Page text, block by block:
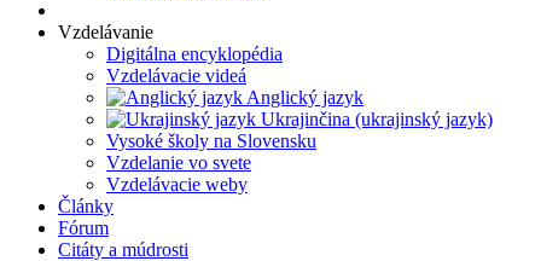
Vzdelávanie
Digitálna encyklopédia
Vzdelávacie videá
Anglický jazyk
Ukrajinčina (ukrajinský jazyk)
Vysoké školy na Slovensku
Vzdelanie vo svete
Vzdelávacie weby
Články
Fórum
Citáty a múdrosti